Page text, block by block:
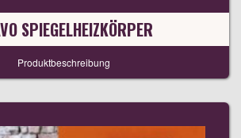
SPIEGELHEIZKÖRPER
Produktbeschreibung